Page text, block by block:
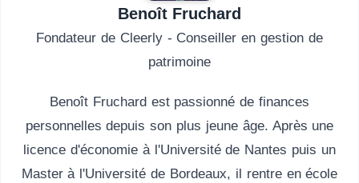
Benoît Fruchard
Fondateur de Cleerly - Conseiller en gestion de
patrimoine
Benoît Fruchard est passionné de finances
personnelles depuis son plus jeune âge. Après une
licence d'économie à l'Université de Nantes puis un
Master à l'Université de Bordeaux, il rentre en école